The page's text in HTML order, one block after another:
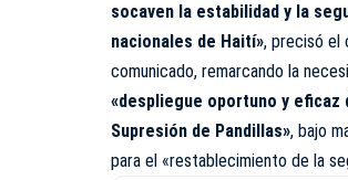
socaven la estabilidad y la
nacionales de Haití», precisó el
comunicado, remarcando la
«despliegue oportuno y eficaz
Supresión de Pandillas», bajo
para el «restablecimiento de la